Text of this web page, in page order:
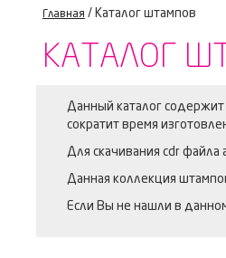
Главная / Каталог штампов
КАТАЛОГ
Данный каталог
сократит время
Для скачивания cdr файла
Данная коллекция
Если Вы не нашли в